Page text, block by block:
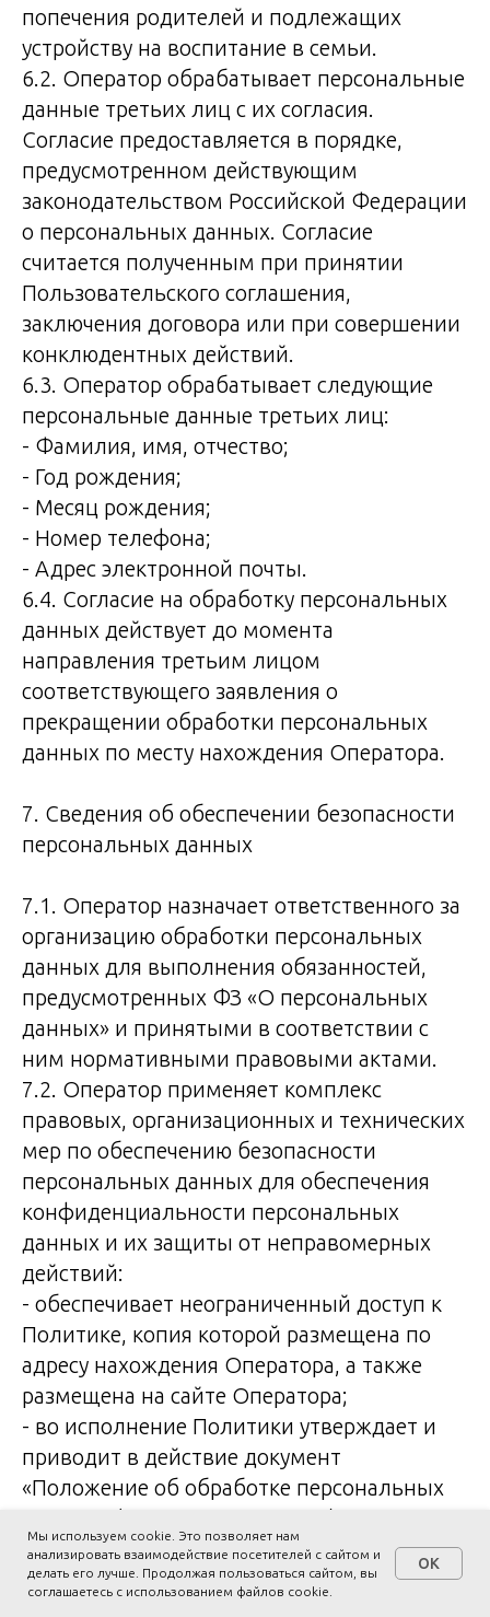
попечения родителей и подлежащих
устройству на воспитание в семьи.
6.2. Оператор обрабатывает персональные
данные третьих лиц с их согласия.
Согласие предоставляется в порядке,
предусмотренном действующим
законодательством Российской Федерации
о персональных данных. Согласие
считается полученным при принятии
Пользовательского соглашения,
заключения договора или при совершении
конклюдентных действий.
6.3. Оператор обрабатывает следующие
персональные данные третьих лиц:
- Фамилия, имя, отчество;
- Год рождения;
- Месяц рождения;
- Номер телефона;
- Адрес электронной почты.
6.4. Согласие на обработку персональных
данных действует до момента
направления третьим лицом
соответствующего заявления о
прекращении обработки персональных
данных по месту нахождения Оператора.
7. Сведения об обеспечении безопасности
персональных данных
7.1. Оператор назначает ответственного за
организацию обработки персональных
данных для выполнения обязанностей,
предусмотренных ФЗ «О персональных
данных» и принятыми в соответствии с
ним нормативными правовыми актами.
7.2. Оператор применяет комплекс
правовых, организационных и технических
мер по обеспечению безопасности
персональных данных для обеспечения
конфиденциальности персональных
данных и их защиты от неправомерных
действий:
- обеспечивает неограниченный доступ к
Политике, копия которой размещена по
адресу нахождения Оператора, а также
размещена на сайте Оператора;
- во исполнение Политики утверждает и
приводит в действие документ
«Положение об обработке персональных
данных» (далее — Положение) и иные
локальные акты;
- производит ознакомление работников с
Мы используем cookie. Это позволяет нам
анализировать взаимодействие посетителей с сайтом и
делать его лучше. Продолжая пользоваться сайтом, вы
соглашаетесь с использованием файлов cookie.
OK